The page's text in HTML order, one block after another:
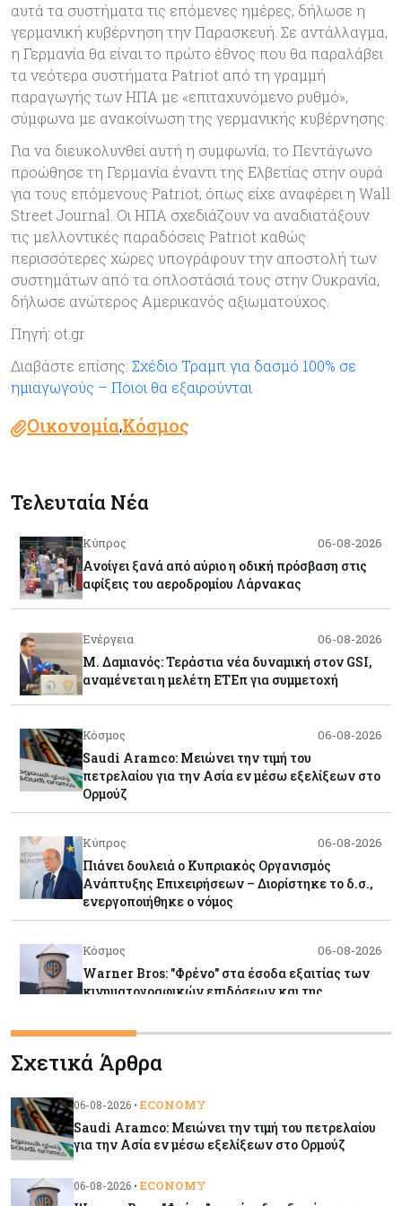
αυτά τα συστήματα τις επόμενες ημέρες, δήλωσε η
γερμανική κυβέρνηση την Παρασκευή. Σε αντάλλαγμα,
η Γερμανία θα είναι το πρώτο έθνος που θα παραλάβει
τα νεότερα συστήματα Patriot από τη γραμμή
παραγωγής των ΗΠΑ με «επιταχυνόμενο ρυθμό»,
σύμφωνα με ανακοίνωση της γερμανικής κυβέρνησης.
Για να διευκολυνθεί αυτή η συμφωνία, το Πεντάγωνο
προώθησε τη Γερμανία έναντι της Ελβετίας στην ουρά
για τους επόμενους Patriot, όπως είχε αναφέρει η Wall
Street Journal. Οι ΗΠΑ σχεδιάζουν να αναδιατάξουν
τις μελλοντικές παραδόσεις Patriot καθώς
περισσότερες χώρες υπογράφουν την αποστολή των
συστημάτων από τα οπλοστάσιά τους στην Ουκρανία,
δήλωσε ανώτερος Αμερικανός αξιωματούχος.
Πηγή: ot.gr
Διαβάστε επίσης: Σχέδιο Τραμπ για δασμό 100% σε
ημιαγωγούς – Ποιοι θα εξαιρούνται
Οικονομία,Κόσμος
Τελευταία Νέα
Κύπρος 06-08-2026
Ανοίγει ξανά από αύριο η οδική πρόσβαση στις
αφίξεις του αεροδρομίου Λάρνακας
Ενέργεια 06-08-2026
Μ. Δαμιανός: Τεράστια νέα δυναμική στον GSI,
αναμένεται η μελέτη ΕΤΕπ για συμμετοχή
Κόσμος 06-08-2026
Saudi Aramco: Μειώνει την τιμή του
πετρελαίου για την Ασία εν μέσω εξελίξεων στο
Ορμούζ
Κύπρος 06-08-2026
Πιάνει δουλειά ο Κυπριακός Οργανισμός
Ανάπτυξης Επιχειρήσεων – Διορίστηκε το δ.σ.,
ενεργοποιήθηκε ο νόμος
Κόσμος 06-08-2026
Warner Bros: "Φρένο" στα έσοδα εξαιτίας των
κινηματογραφικών επιδόσεων και της
Banking
Commerzbank: Η Όρλοπ αλλάζει στάση
απέναντι στη UniCredit ενόψει κρίσιμων
«Spider-Man: Brand New Day»: Έφτασε το 1
Σχετικά Άρθρα
06-08-2026 • ECONOMY
Saudi Aramco: Μειώνει την τιμή του πετρελαίου
για την Ασία εν μέσω εξελίξεων στο Ορμούζ
06-08-2026 • ECONOMY